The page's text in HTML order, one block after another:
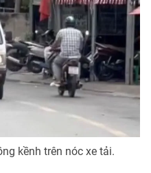
kềnh trên nóc xe tải.